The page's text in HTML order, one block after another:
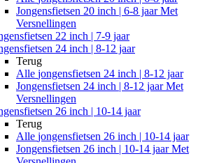
Jongensfietsen 20 inch | 6-8 jaar Met
Versnellingen
22 inch | 7-9 jaar
24 inch | 8-12 jaar
Terug
Alle jongensfietsen 24 inch | 8-12 jaar
Jongensfietsen 24 inch | 8-12 jaar Met
Versnellingen
26 inch | 10-14 jaar
Terug
Alle jongensfietsen 26 inch | 10-14 jaar
Jongensfietsen 26 inch | 10-14 jaar Met